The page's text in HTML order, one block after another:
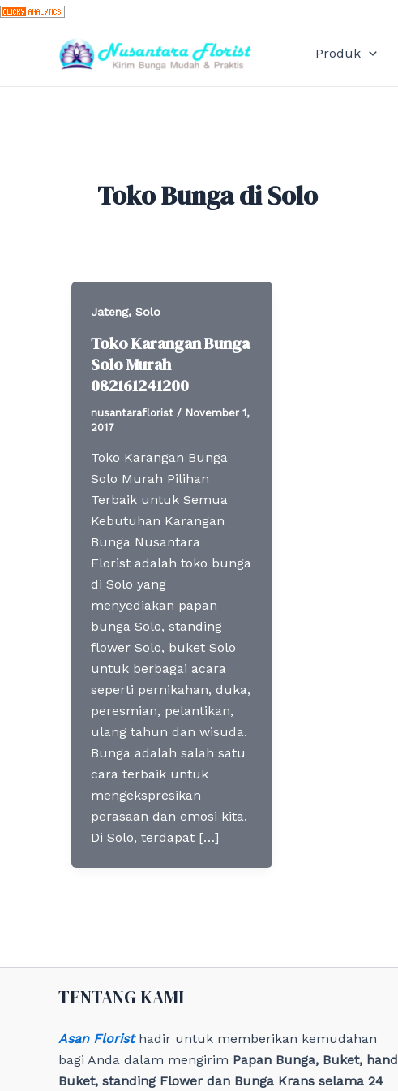
Skip
content
Produk
Toko Bunga di Solo
Jateng, Solo
Toko Karangan Bunga
Solo Murah
082161241200
nusantaraflorist / November 1,
2017
Toko Karangan Bunga
Solo Murah Pilihan
Terbaik untuk Semua
Kebutuhan Karangan
Bunga Nusantara
Florist adalah toko bunga
di Solo yang
menyediakan papan
bunga Solo, standing
flower Solo, buket Solo
untuk berbagai acara
seperti pernikahan, duka,
peresmian, pelantikan,
ulang tahun dan wisuda.
Bunga adalah salah satu
cara terbaik untuk
mengekspresikan
perasaan dan emosi kita.
Di Solo, terdapat […]
TENTANG KAMI
Asan Floristhadir untuk memberikan kemudahan
bagi Anda dalam mengirim Papan Bunga, Buket, hand
Buket, standing Flower dan Bunga Krans selama 24